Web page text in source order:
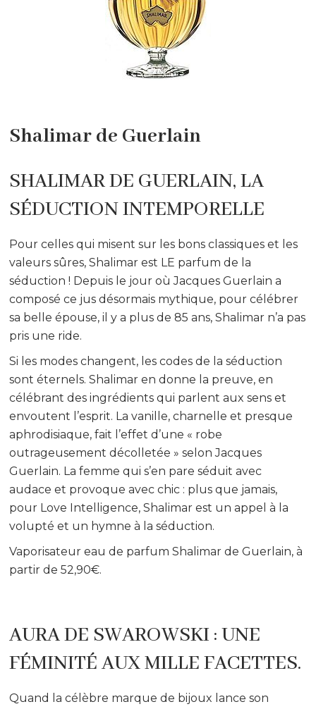
Shalimar de Guerlain
SHALIMAR DE GUERLAIN, LA
SÉDUCTION INTEMPORELLE
Pour celles qui misent sur les bons classiques et les
valeurs sûres, Shalimar est LE parfum de la
séduction ! Depuis le jour où Jacques Guerlain a
composé ce jus désormais mythique, pour célébrer
sa belle épouse, il y a plus de 85 ans, Shalimar n’a pas
pris une ride.
Si les modes changent, les codes de la séduction
sont éternels. Shalimar en donne la preuve, en
célébrant des ingrédients qui parlent aux sens et
envoutent l’esprit. La vanille, charnelle et presque
aphrodisiaque, fait l’effet d’une « robe
outrageusement décolletée » selon Jacques
Guerlain. La femme qui s’en pare séduit avec
audace et provoque avec chic : plus que jamais,
pour Love Intelligence, Shalimar est un appel à la
volupté et un hymne à la séduction.
Vaporisateur eau de parfum Shalimar de Guerlain, à
partir de 52,90€.
AURA DE SWAROWSKI : UNE
FÉMINITÉ AUX MILLE FACETTES.
Quand la célèbre marque de bijoux lance son